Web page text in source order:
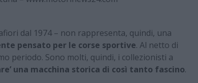
dal 1974 – non rappresenta, quindi, una
pensato per le corse sportive. Al netto di
periodo. Sono molti, quindi, i collezionisti a
una macchina storica di così tanto fascino.